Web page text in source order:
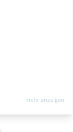
mehr anzeigen